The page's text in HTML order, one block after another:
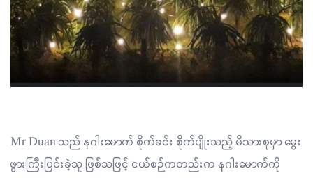
Search
Mr Duan သည် နဂါးမောက် စိုက်ခင်း စိုက်ပျိုးသည့် မိသားစုမှာ မွေး
ဖွားကြီးပြင်းခဲ့သူ ဖြစ်သဖြင့် ငယ်စဉ်ကတည်းက နဂါးမောက်ကို